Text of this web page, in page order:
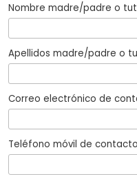
Nombre madre/padre o
Apellidos madre/padre o
Correo electrónico de
Teléfono móvil de contacto